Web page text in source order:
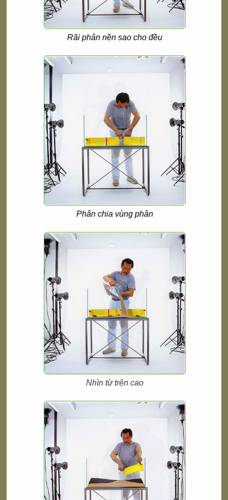
Rãi phân nền sao cho đều
Phân chia vùng phân
Nhìn từ trên cao